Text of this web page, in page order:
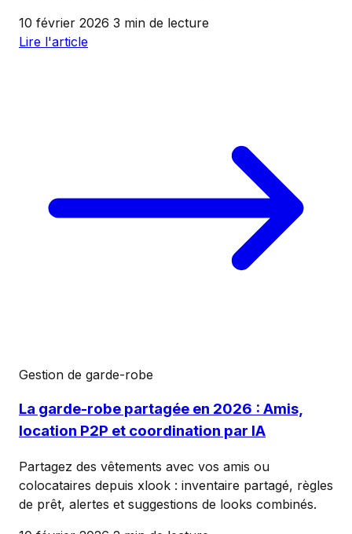
10 février 2026 3 min de lecture
Lire l'article
Gestion de garde-robe
La garde-robe partagée en 2026 : Amis,
location P2P et coordination par IA
Partagez des vêtements avec vos amis ou
colocataires depuis xlook : inventaire partagé, règles
de prêt, alertes et suggestions de looks combinés.